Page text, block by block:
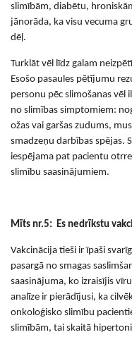
slimībām, diabētu,
jānorāda, ka visu vecuma
dēļ.
Turklāt vēl līdz galam
Esošo pasaules pētījumu
personu pēc slimošanas vēl
no slimības simptomiem:
ožas vai garšas zudums,
smadzeņu darbības spējas.
iespējama pat pacientu
slimību saasinājumiem.
Mīts nr.5: Es nedrīkstu
Vakcinācija tieši ir īpaši
pasargā no smagas
saasinājuma, ko izraisījis
analīze ir pierādījusi, ka
onkoloģisko slimību
slimībām, tai skaitā